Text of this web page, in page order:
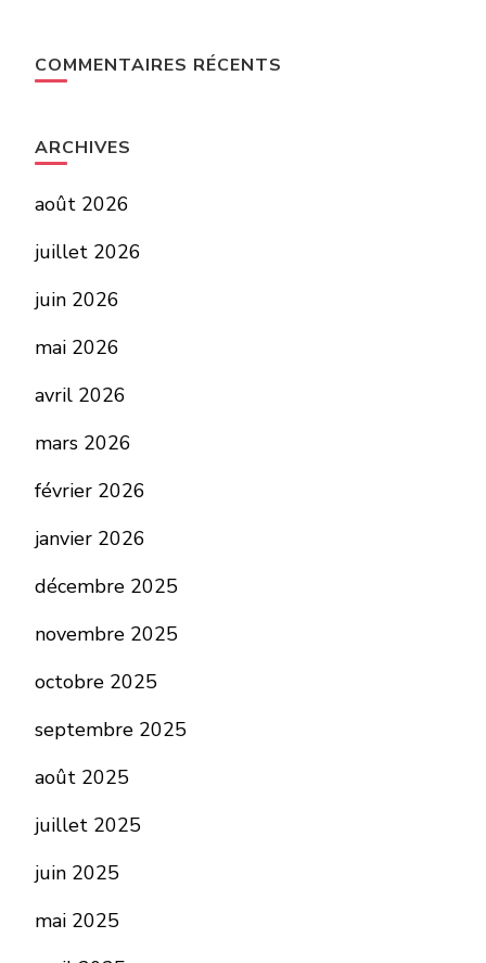
COMMENTAIRES RÉCENTS
ARCHIVES
août 2026
juillet 2026
juin 2026
mai 2026
avril 2026
mars 2026
février 2026
janvier 2026
décembre 2025
novembre 2025
octobre 2025
septembre 2025
août 2025
juillet 2025
juin 2025
mai 2025